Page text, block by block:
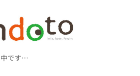
中です…